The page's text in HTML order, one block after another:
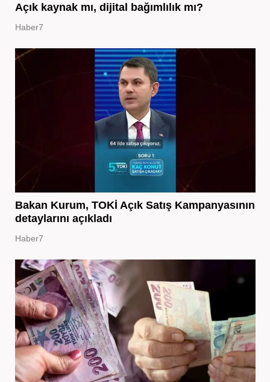
Açık kaynak mı, dijital bağımlılık mı?
Haber7
Bakan Kurum, TOKİ Açık Satış Kampanyasının
detaylarını açıkladı
Haber7